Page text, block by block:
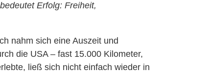
Erfolg: Freiheit,
nahm sich eine Auszeit und
die USA – fast 15.000 Kilometer,
ließ sich nicht einfach wieder in